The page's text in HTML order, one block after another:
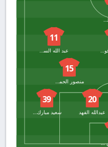
صالح أبو الشامات
كوستاس فورتونيس
11
عبد الله السالم
15
منصور الحمزي
20
عبدالله الفهد
39
سعيد مبارك آل حمسل
رائد حسين أزيبي